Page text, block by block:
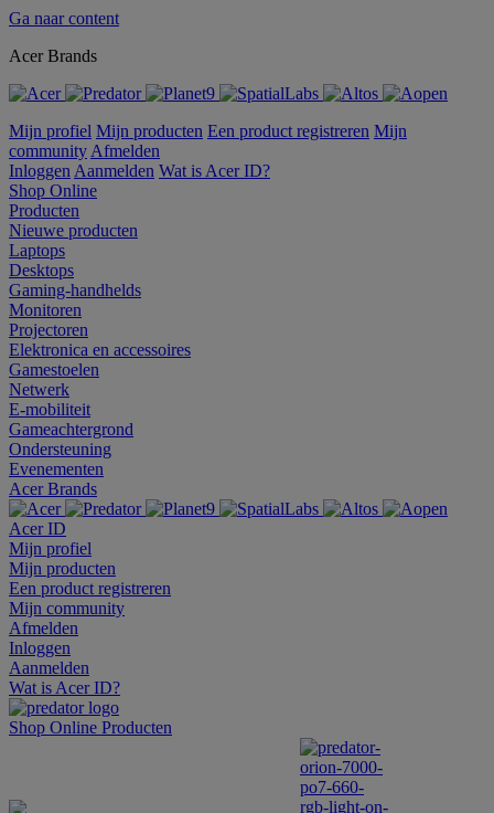
Ga naar content
Acer Brands
Mijn profiel Mijn producten Een product registreren Mijn
community Afmelden
Inloggen Aanmelden Wat is Acer ID?
Shop Online
Producten
Nieuwe producten
Laptops
Desktops
Gaming-handhelds
Monitoren
Projectoren
Elektronica en accessoires
Gamestoelen
Netwerk
E-mobiliteit
Gameachtergrond
Ondersteuning
Evenementen
Acer Brands
Acer ID
Mijn profiel
Mijn producten
Een product registreren
Mijn community
Afmelden
Inloggen
Aanmelden
Wat is Acer ID?
Shop Online Producten